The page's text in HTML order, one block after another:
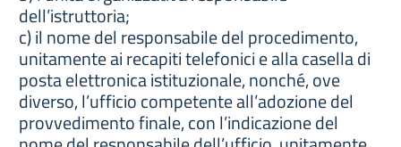
dell’istruttoria;
c) il nome del responsabile del procedimento,
unitamente ai recapiti telefonici e alla casella di
posta elettronica istituzionale, nonché, ove
diverso, l’ufficio competente all’adozione del
provvedimento finale, con l’indicazione del